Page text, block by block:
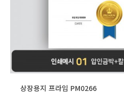
상장용지 프라임 PM0266